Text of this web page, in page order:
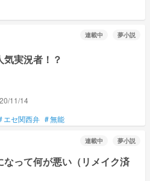
連載中 夢小説
実況者！？
11/14
エセ関西弁 #無能
連載中 夢小説
なって何が悪い（リメイク済